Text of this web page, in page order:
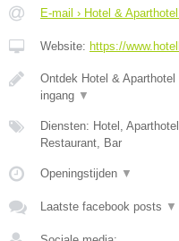
E-mail › Hotel &
Website: https://
Ontdek Hotel &
ingang ▼
Diensten: Hotel,
Restaurant, Bar
Openingstijden ▼
Laatste facebook posts ▼